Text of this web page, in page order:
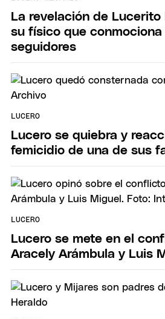
La revelación de Lucerito
su físico que conmociona
seguidores
LUCERO
Lucero se quiebra y
femicidio de una de sus
LUCERO
Lucero se mete en el
Aracely Arámbula y Luis